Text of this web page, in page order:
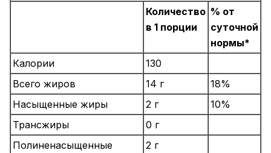
Количество
в 1 порции
% от
суточной
нормы*
Калории
130
Всего жиров
14 г
18%
Насыщенные жиры
2 г
10%
Трансжиры
0 г
Полиненасыщенные
2 г